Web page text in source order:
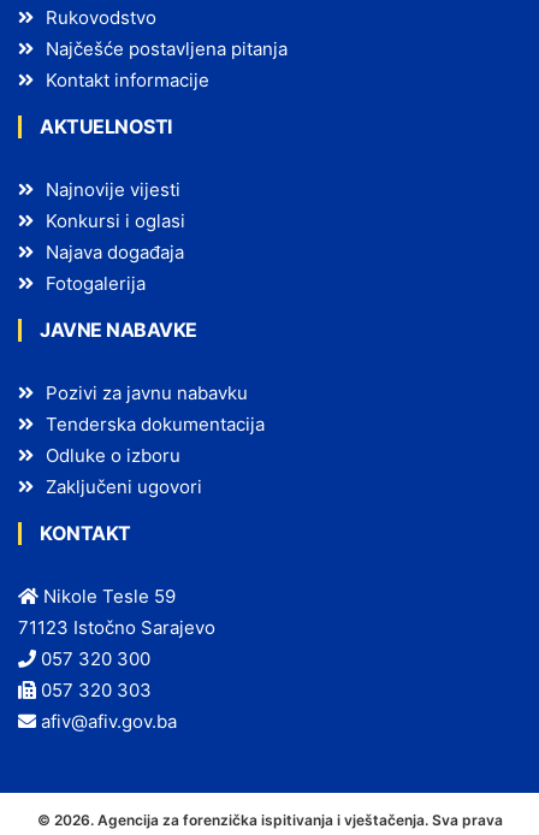
Rukovodstvo
Najčešće postavljena pitanja
Kontakt informacije
AKTUELNOSTI
Najnovije vijesti
Konkursi i oglasi
Najava događaja
Fotogalerija
JAVNE NABAVKE
Pozivi za javnu nabavku
Tenderska dokumentacija
Odluke o izboru
Zaključeni ugovori
KONTAKT
Nikole Tesle 59
71123 Istočno Sarajevo
057 320 300
057 320 303
afiv@afiv.gov.ba
© 2026. Agencija za forenzička ispitivanja i vještačenja. Sva prava